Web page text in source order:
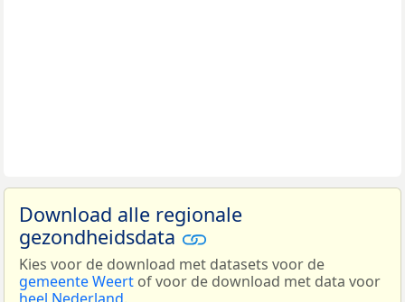
Download alle regionale
gezondheidsdata
Kies voor de download met datasets voor de
gemeente Weert of voor de download met data voor